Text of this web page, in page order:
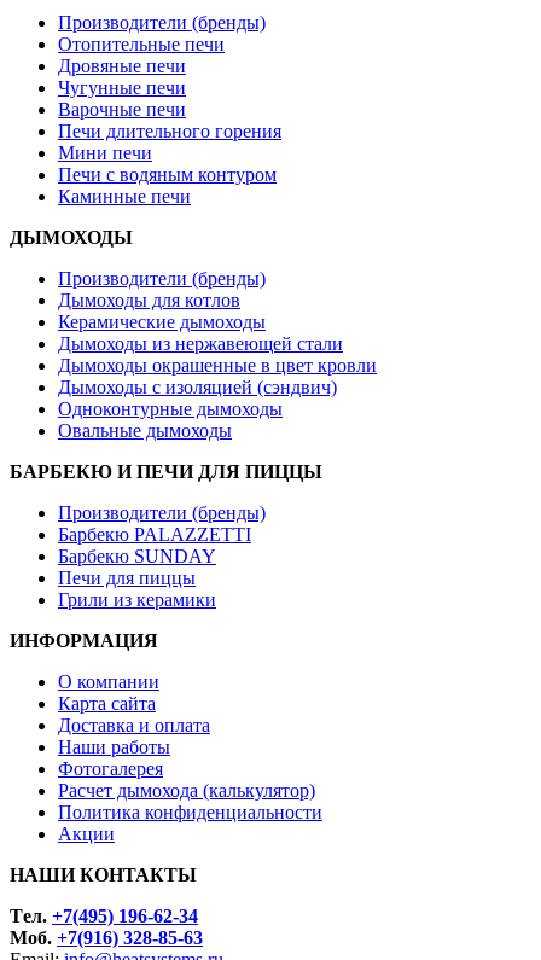
Производители (бренды)
Отопительные печи
Дровяные печи
Чугунные печи
Варочные печи
Печи длительного горения
Мини печи
Печи с водяным контуром
Каминные печи
ДЫМОХОДЫ
Производители (бренды)
Дымоходы для котлов
Керамические дымоходы
Дымоходы из нержавеющей стали
Дымоходы окрашенные в цвет кровли
Дымоходы с изоляцией (сэндвич)
Одноконтурные дымоходы
Овальные дымоходы
БАРБЕКЮ И ПЕЧИ ДЛЯ ПИЦЦЫ
Производители (бренды)
Барбекю PALAZZETTI
Барбекю SUNDAY
Печи для пиццы
Грили из керамики
ИНФОРМАЦИЯ
О компании
Карта сайта
Доставка и оплата
Наши работы
Фотогалерея
Расчет дымохода (калькулятор)
Политика конфиденциальности
Акции
НАШИ КОНТАКТЫ
Tел. +7(495) 196-62-34
Моб. +7(916) 328-85-63